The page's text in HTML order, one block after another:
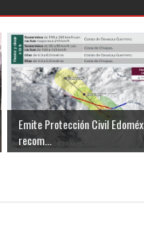
Emite Protección Civil Edoméx
recom...